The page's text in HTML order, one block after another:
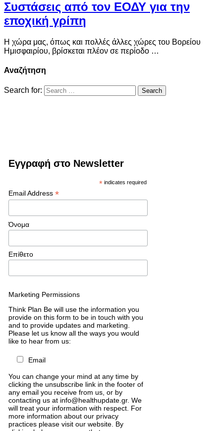
Συστάσεις από τον ΕΟΔΥ για την
εποχική γρίπη
Η χώρα μας, όπως και πολλές άλλες χώρες του Βορείου
Ημισφαιρίου, βρίσκεται πλέον σε περίοδο …
Αναζήτηση
Search for:
Εγγραφή στο Newsletter
* indicates required
Email Address *
Όνομα
Επίθετο
Marketing Permissions
Think Plan Be will use the information you
provide on this form to be in touch with you
and to provide updates and marketing.
Please let us know all the ways you would
like to hear from us:
Email
You can change your mind at any time by
clicking the unsubscribe link in the footer of
any email you receive from us, or by
contacting us at info@healthupdate.gr. We
will treat your information with respect. For
more information about our privacy
practices please visit our website. By